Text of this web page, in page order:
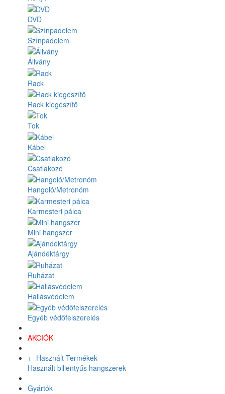
DVD
Színpadelem
Állvány
Rack
Rack kiegészítő
Tok
Kábel
Csatlakozó
Hangoló/Metronóm
Karmesteri pálca
Mini hangszer
Ajándéktárgy
Ruházat
Hallásvédelem
Egyéb védőfelszerelés
AKCIÓK
+- Használt Termékek
Használt billentyűs hangszerek
Gyártók